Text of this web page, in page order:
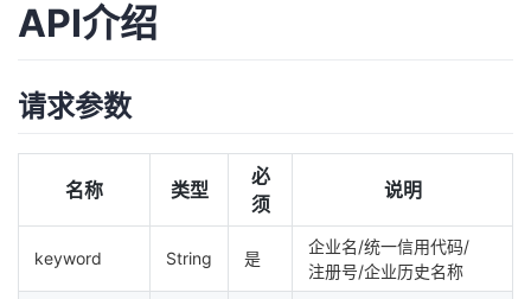
程
认
证
的
实
我
的
支
声
API介绍
请求参数
名称 类型
必
须
说明
keyword String 是
企业名/统一信用代码/
注册号/企业历史名称